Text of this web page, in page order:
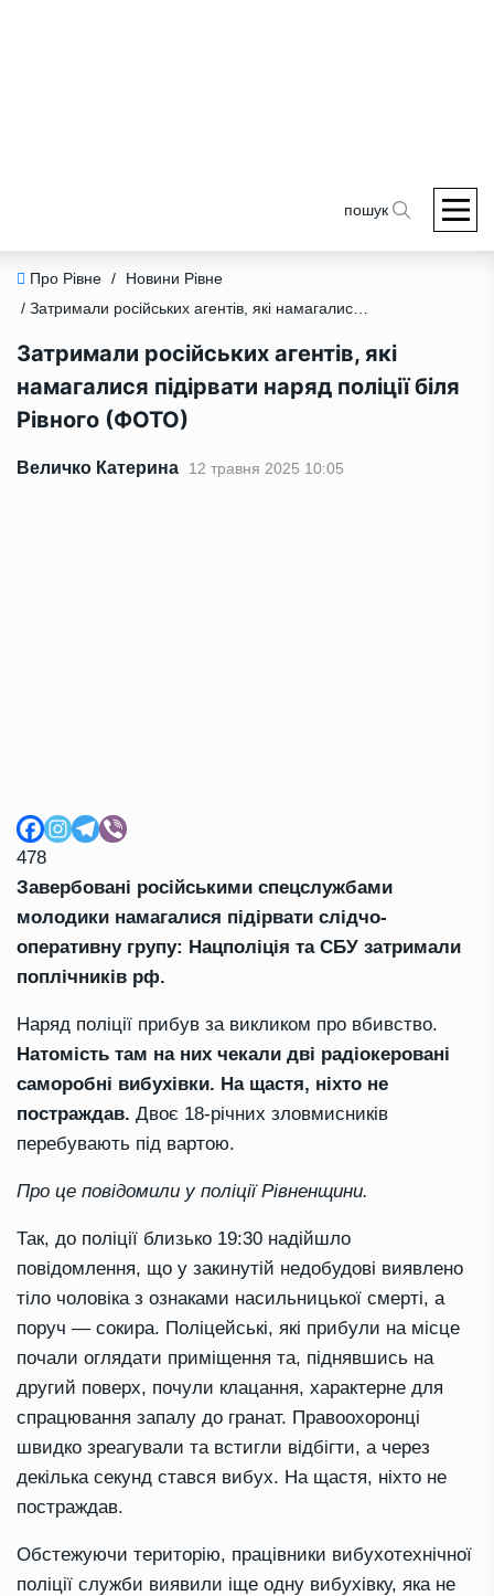
пошук
Про Рівне /
Новини Рівне
/ Затримали російських агентів, які намагалися підірвати наряд поліції біля Рівного (ФОТО)
Затримали російських агентів, які
намагалися підірвати наряд поліції біля
Рівного (ФОТО)
Величко Катерина 12 травня 2025 10:05
478
Завербовані російськими спецслужбами
молодики намагалися підірвати слідчо-
оперативну групу: Нацполіція та СБУ затримали
поплічників рф.
Наряд поліції прибув за викликом про вбивство.
Натомість там на них чекали дві радіокеровані
саморобні вибухівки. На щастя, ніхто не
постраждав. Двоє 18-річних зловмисників
перебувають під вартою.
Про це повідомили у поліції Рівненщини.
Так, до поліції близько 19:30 надійшло
повідомлення, що у закинутій недобудові виявлено
тіло чоловіка з ознаками насильницької смерті, а
поруч — сокира. Поліцейські, які прибули на місце
почали оглядати приміщення та, піднявшись на
другий поверх, почули клацання, характерне для
спрацювання запалу до гранат. Правоохоронці
швидко зреагували та встигли відбігти, а через
декілька секунд стався вибух. На щастя, ніхто не
постраждав.
Обстежуючи територію, працівники вибухотехнічної
поліції служби виявили іще одну вибухівку, яка не